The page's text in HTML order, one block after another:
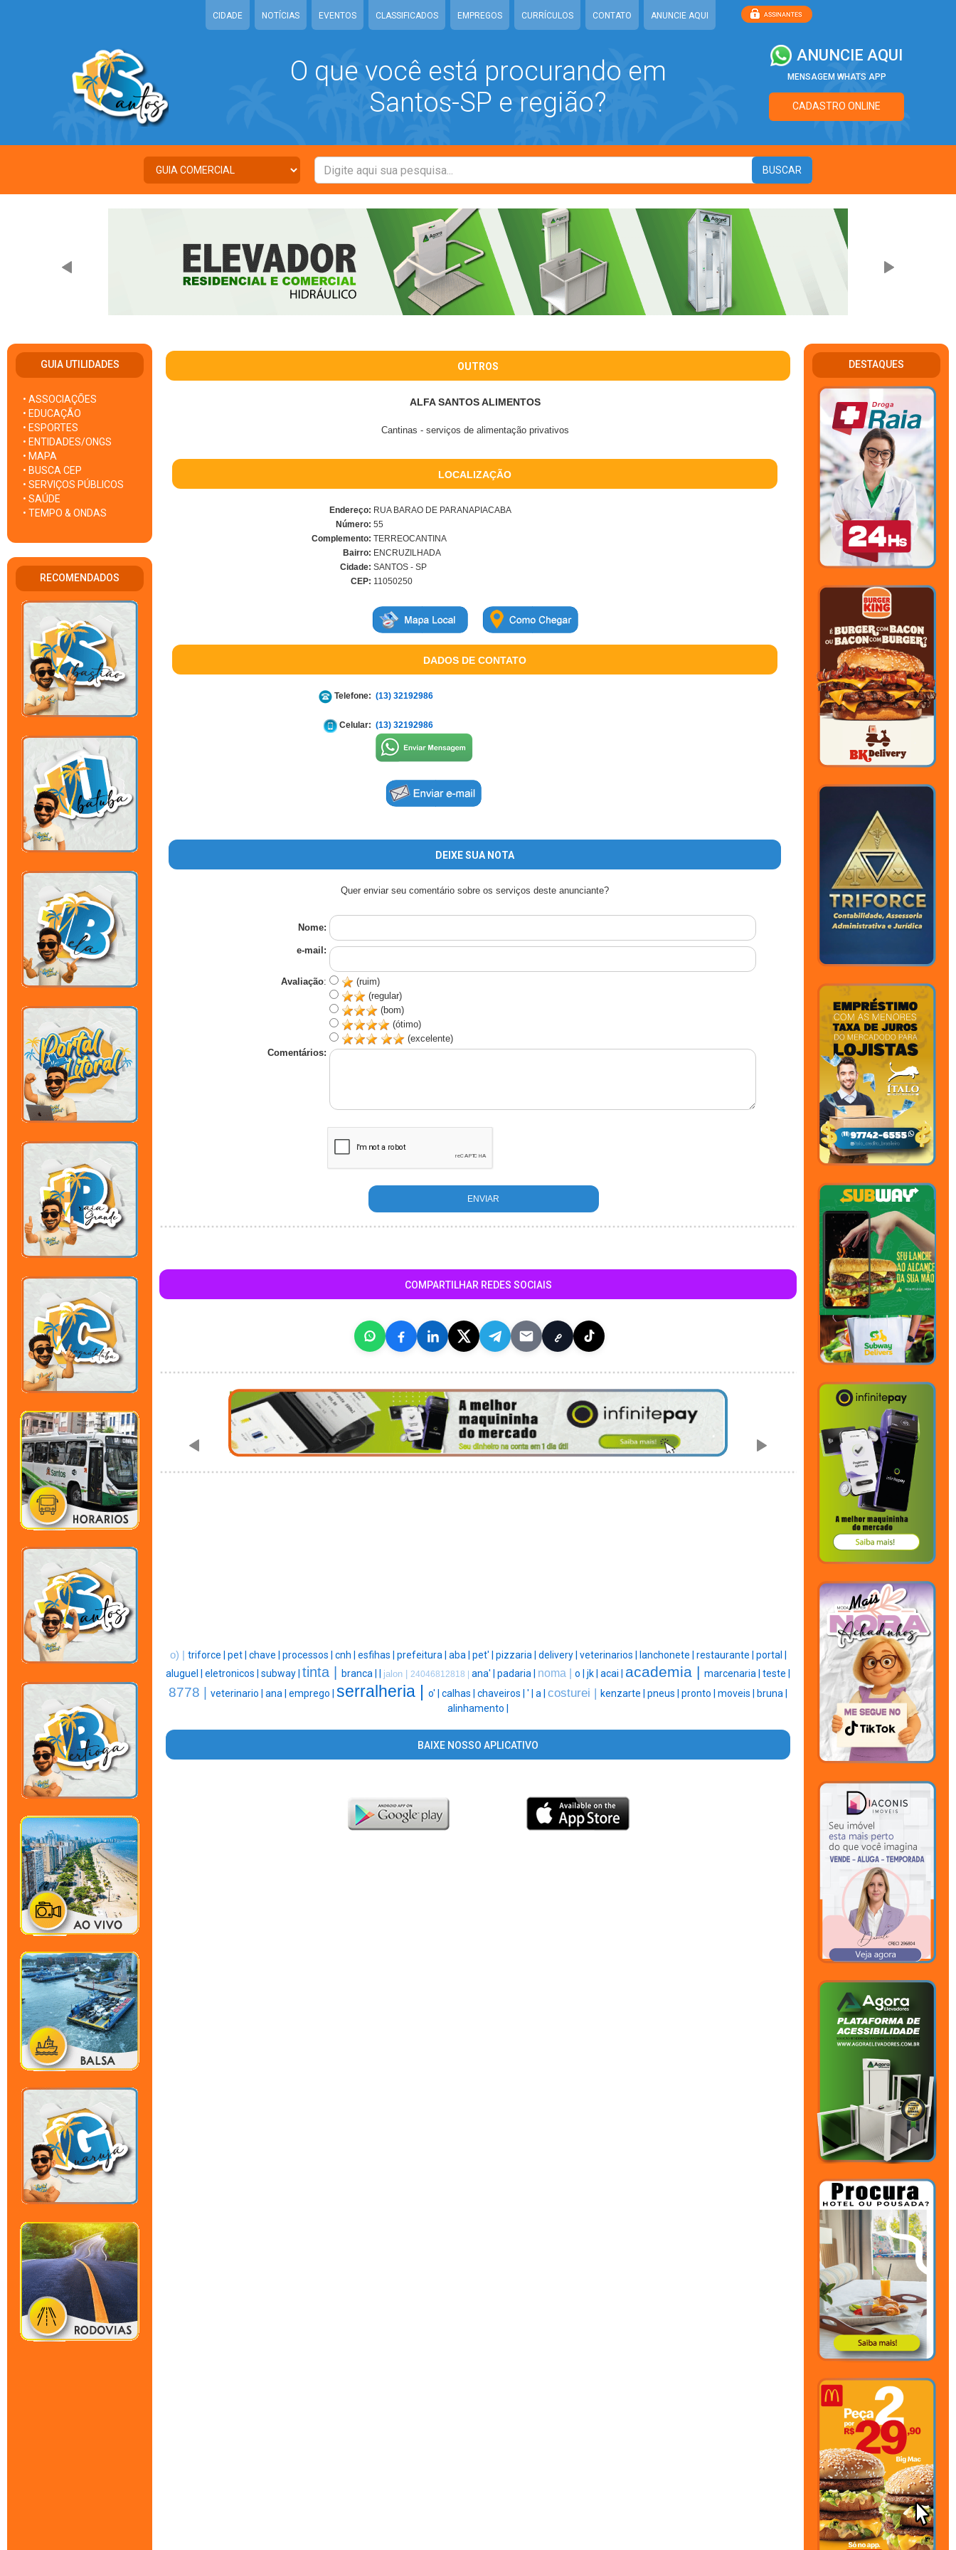
CIDADE NOTÍCIAS EVENTOS CLASSIFICADOS EMPREGOS CURRÍCULOS CONTATO ANUNCIE AQUI
O que você está procurando em
Santos-SP e região?
ANUNCIE AQUI
MENSAGEM WHATS APP
CADASTRO ONLINE
GUIA UTILIDADES
• ASSOCIAÇÕES
• EDUCAÇÃO
• ESPORTES
• ENTIDADES/ONGS
• MAPA
• BUSCA CEP
• SERVIÇOS PÚBLICOS
• SAÚDE
• TEMPO & ONDAS
RECOMENDADOS
OUTROS
ALFA SANTOS ALIMENTOS
Cantinas - serviços de alimentação privativos
LOCALIZAÇÃO
Endereço: RUA BARAO DE PARANAPIACABA
Número: 55
Complemento: TERREOCANTINA
Bairro: ENCRUZILHADA
Cidade: SANTOS - SP
CEP: 11050250
DADOS DE CONTATO
Telefone: (13) 32192986
Celular: (13) 32192986
DEIXE SUA NOTA
Quer enviar seu comentário sobre os serviços deste anunciante?
Nome:
e-mail:
Avaliação:
(ruim)
(regular)
(bom)
(ótimo)
(excelente)
Comentários:
COMPARTILHAR REDES SOCIAIS
o) | triforce | pet | chave | processos | cnh | esfihas | prefeitura | aba | pet' | pizzaria | delivery | veterinarios | lanchonete | restaurante | portal |
aluguel | eletronicos | subway | tinta | branca | jalon | 24046812818 | ana' | padaria | noma | o | jk | acai | academia | marcenaria | teste |
8778 | veterinario | ana | emprego | serralheria | o' | calhas | chaveiros | ' | a | costurei | kenzarte | pneus | pronto | moveis |
bruna |
alinhamento |
BAIXE NOSSO APLICATIVO
DESTAQUES